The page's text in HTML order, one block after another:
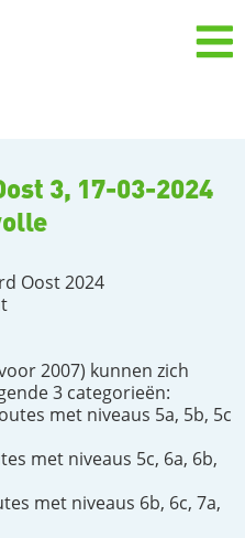
3, 17-03-2024
Oost 2024
2007) kunnen zich
3 categorieën:
met niveaus 5a, 5b, 5c
met niveaus 5c, 6a, 6b,
met niveaus 6b, 6c, 7a,